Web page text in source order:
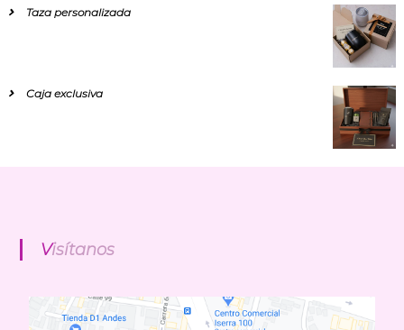
Taza personalizada
Caja exclusiva
Visítanos